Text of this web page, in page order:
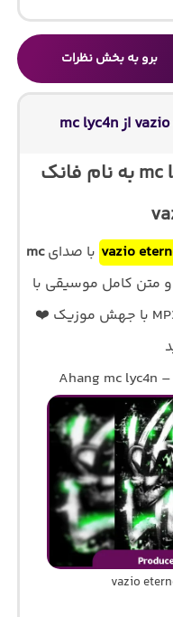
برو به بخش نظرات
دانلود آهنگ جدید mc lyc4n به نام فانک
با صدایmc
و متن کامل موسیقی با
کیفیت اصلی 320 و 128 با فرمت MP3 با جهش موزیک ❤️
Ahang mc lyc4n